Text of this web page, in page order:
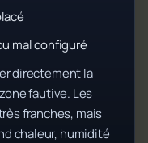
mal configuré
directement la
fautive. Les
franches, mais
chaleur, humidité